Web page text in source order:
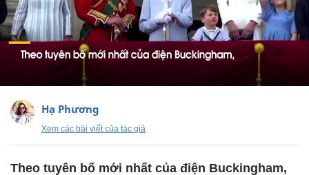
Hạ Phương
Xem các bài viết của tác giả
Theo tuyên bố mới nhất của điện Buckingham,